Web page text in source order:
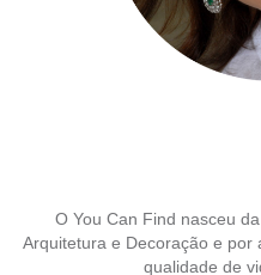
O You Can Find nasceu
Arquitetura e Decoração e por
qualidade de